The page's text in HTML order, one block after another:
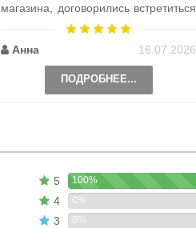
магазина, договорились встретиться
по пути, чтобы передать ..
Анна
16.07.2026
ПОДРОБНЕЕ...
5 100%
4 0%
3 0%